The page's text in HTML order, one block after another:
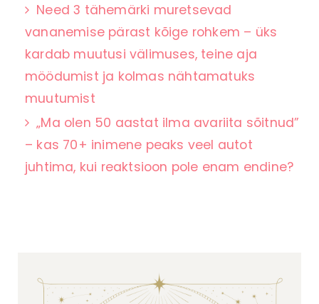
Need 3 tähemärki muretsevad
vananemise pärast kõige rohkem – üks
kardab muutusi välimuses, teine aja
möödumist ja kolmas nähtamatuks
muutumist
„Ma olen 50 aastat ilma avariita sõitnud”
– kas 70+ inimene peaks veel autot
juhtima, kui reaktsioon pole enam endine?